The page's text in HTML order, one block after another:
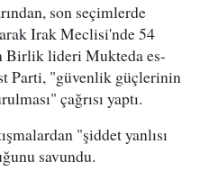
son seçimlerde
Irak Meclisi'nde 54
Birlik lideri Mukteda es-
Parti, "güvenlik güçlerinin
çağrısı yaptı.
"şiddet yanlısı
savundu.